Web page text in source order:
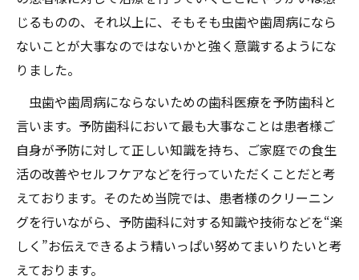
じるものの、それ以上に、そもそも虫歯や歯周病になら
ないことが大事なのではないかと強く意識するようにな
りました。
虫歯や歯周病にならないための歯科医療を予防歯科と
言います。予防歯科において最も大事なことは患者様ご
自身が予防に対して正しい知識を持ち、ご家庭での食生
活の改善やセルフケアなどを行っていただくことだと考
えております。そのため当院では、患者様のクリーニン
グを行いながら、予防歯科に対する知識や技術などを“楽
しく”お伝えできるよう精いっぱい努めてまいりたいと考
えております。